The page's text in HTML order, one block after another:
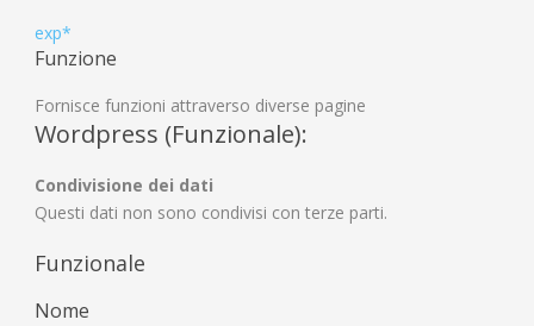
exp*
Funzione
Fornisce funzioni attraverso diverse pagine
Wordpress (Funzionale):
Condivisione dei dati
Questi dati non sono condivisi con terze parti.
Funzionale
Nome